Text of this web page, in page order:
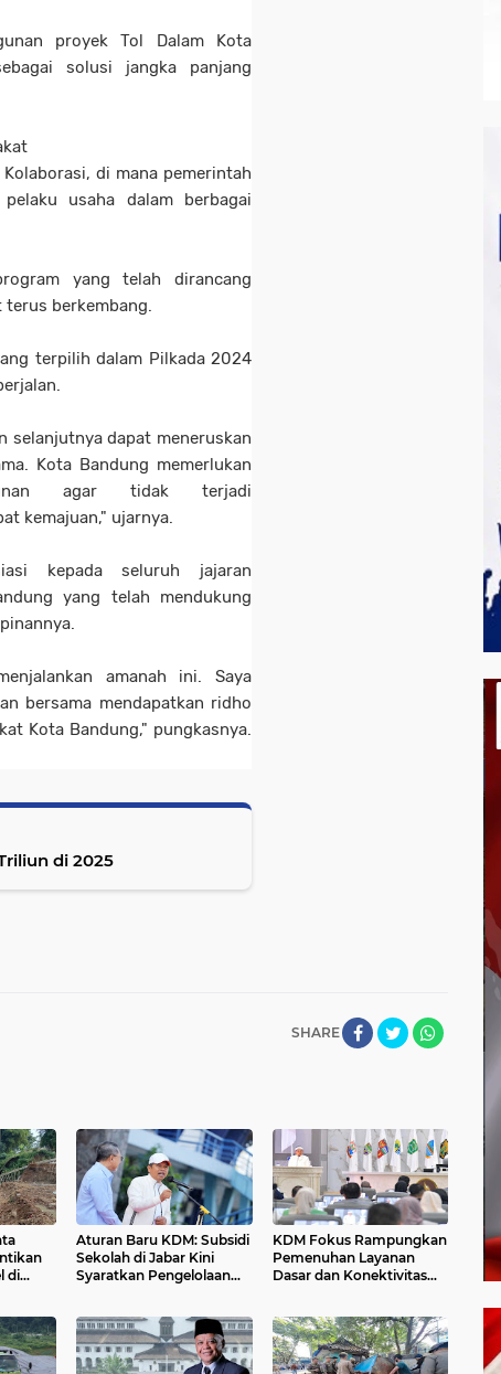
proyek Tol Dalam Kota
solusi jangka panjang
di mana pemerintah
usaha dalam berbagai
yang telah dirancang
berkembang.
terpilih dalam Pilkada 2024
selanjutnya dapat meneruskan
Kota Bandung memerlukan
agar tidak terjadi
kemajuan," ujarnya.
kepada seluruh jajaran
yang telah mendukung
amanah ini. Saya
bersama mendapatkan ridho
Kota Bandung," pungkasnya.
di 2025
SHARE
di
Aturan Baru KDM: Subsidi
Sekolah di Jabar Kini
Syaratkan Pengelolaan
KDM Fokus Rampungkan
Pemenuhan Layanan
Dasar dan Konektivitas